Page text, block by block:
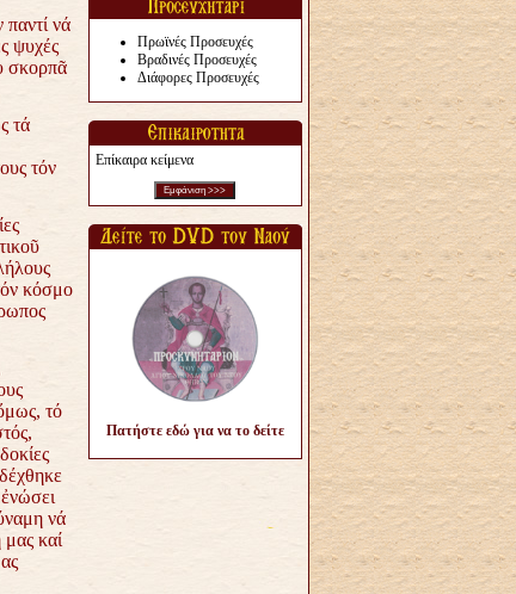
νά
ψυχές
σκορπᾶ
τά
τόν
κόσμο
τό
νά
καί
Πρωϊνές Προσευχές
Βραδινές Προσευχές
Διάφορες Προσευχές
Επίκαιρα κείμενα
Πατήστε εδώ για να το δείτε